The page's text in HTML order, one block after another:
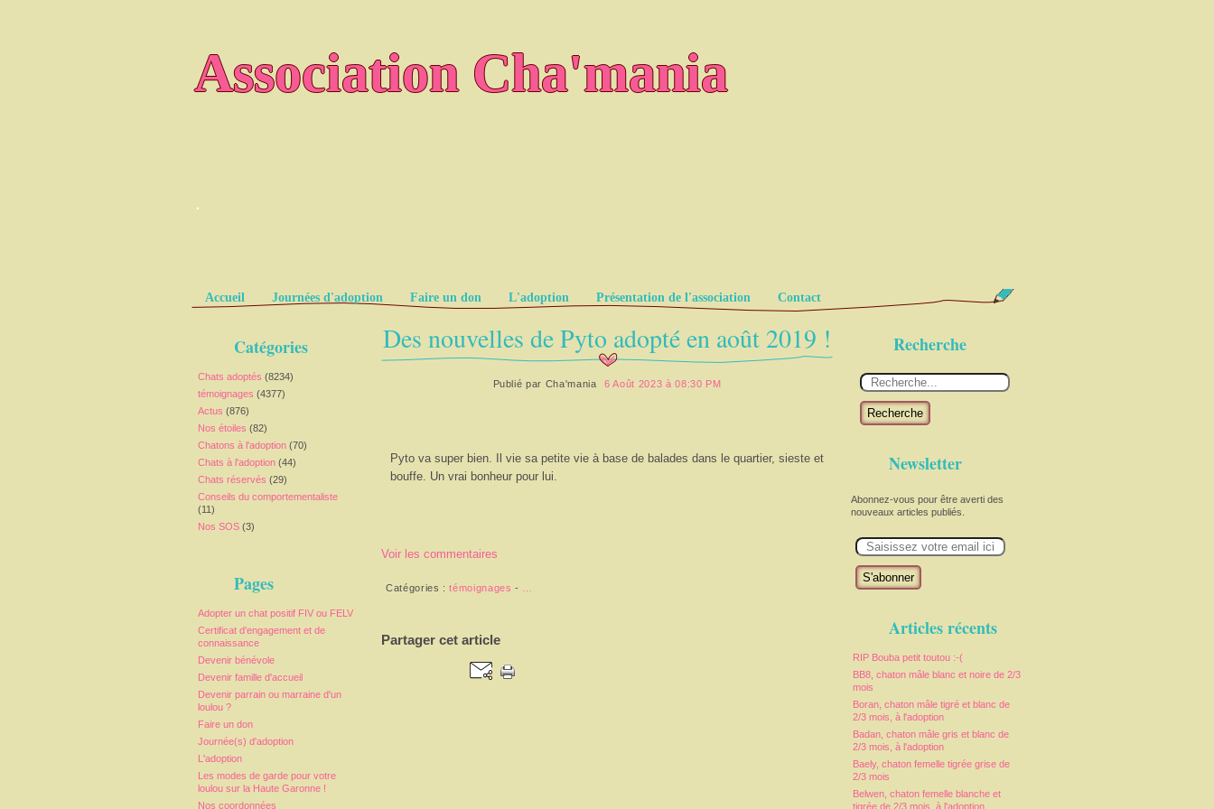
Association Cha'mania
.
Pages
Accueil Journées d'adoption Faire un don L'adoption Présentation de l'association Contact
Catégories
Chats adoptés (8234)
témoignages (4377)
Actus (876)
Nos étoiles (82)
Chatons à l'adoption (70)
Chats à l'adoption (44)
Chats réservés (29)
Conseils du comportementaliste
(11)
Nos SOS (3)
Pages
Adopter un chat positif FIV ou FELV
Certificat d'engagement et de
connaissance
Devenir bénévole
Devenir famille d'accueil
Devenir parrain ou marraine d'un
loulou ?
Faire un don
Journée(s) d'adoption
L'adoption
Les modes de garde pour votre
loulou sur la Haute Garonne !
Nos coordonnées
Recherche
Recherche
Newsletter
Abonnez-vous pour être averti des
nouveaux articles publiés.
m
Articles récents
RIP Bouba petit toutou :-(
BB8, chaton mâle blanc et noire de 2/3
mois
Boran, chaton mâle tigré et blanc de
2/3 mois, à l'adoption
Badan, chaton mâle gris et blanc de
2/3 mois, à l'adoption
Baely, chaton femelle tigrée grise de
2/3 mois
Belwen, chaton femelle blanche et
tigrée de 2/3 mois, à l'adoption
Des nouvelles de Pyto adopté en août 2019 !
Publié par Cha'mania 6 Août 2023 à 08:30 PM
Pyto va super bien. Il vie sa petite vie à base de balades dans le quartier, sieste et
bouffe. Un vrai bonheur pour lui.
Voir les commentaires
Catégories :témoignages -
Partager cet article